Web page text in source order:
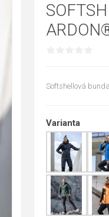
Softshellová
Varianta